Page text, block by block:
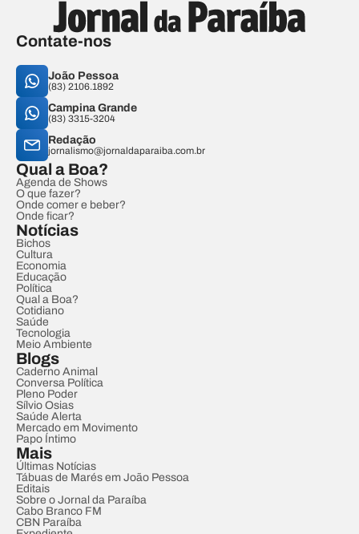
Contate-nos
João Pessoa
(83) 2106.1892
Campina Grande
(83) 3315-3204
Redação
jornalismo@jornaldaparaiba.com.br
Qual a Boa?
Agenda de Shows
O que fazer?
Onde comer e beber?
Onde ficar?
Notícias
Bichos
Cultura
Economia
Educação
Política
Qual a Boa?
Cotidiano
Saúde
Tecnologia
Meio Ambiente
Blogs
Caderno Animal
Conversa Política
Pleno Poder
Sílvio Osias
Saúde Alerta
Mercado em Movimento
Papo Íntimo
Mais
Últimas Notícias
Tábuas de Marés em João Pessoa
Editais
Sobre o Jornal da Paraíba
Cabo Branco FM
CBN Paraíba